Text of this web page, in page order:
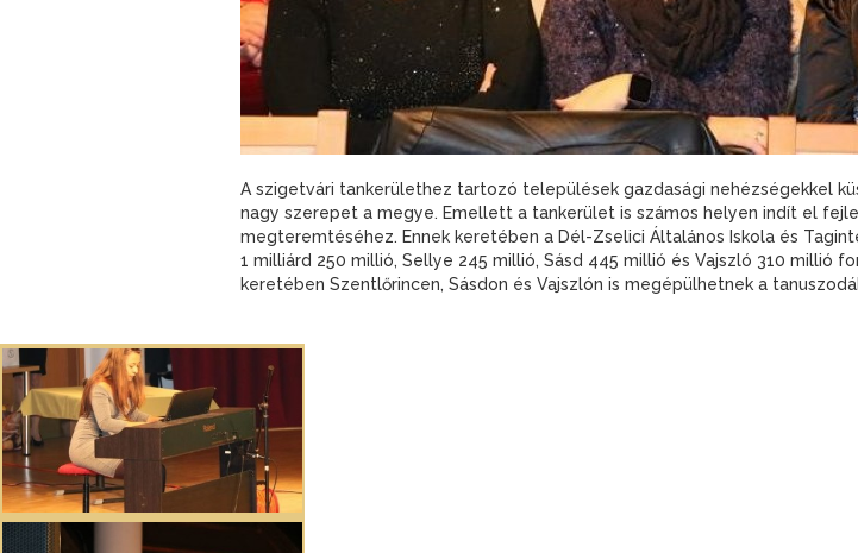
A szigetvári tankerülethez tartozó települések gazdasági nehézségekkel
nagy szerepet a megye. Emellett a tankerület is számos helyen indít el
megteremtéséhez. Ennek keretében a Dél-Zselici Általános Iskola és
1 milliárd 250 millió, Sellye 245 millió, Sásd 445 millió és Vajszló 310 millió
keretében Szentlőrincen, Sásdon és Vajszlón is megépülhetnek a